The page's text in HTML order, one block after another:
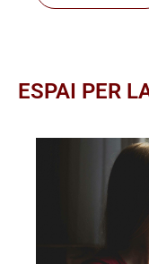
ESPAI PER